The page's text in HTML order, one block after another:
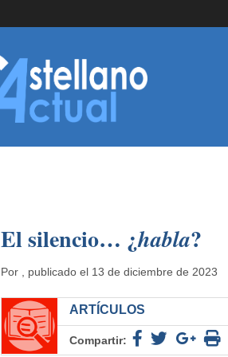
El silencio… ¿habla?
Por , publicado el 13 de diciembre de 2023
ARTÍCULOS
Compartir: